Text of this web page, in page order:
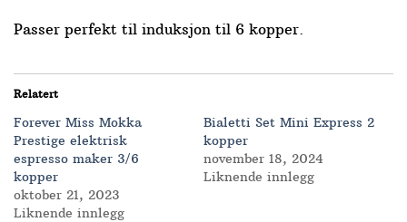
Passer perfekt til induksjon til 6 kopper.
Relatert
Forever Miss Mokka
Prestige elektrisk
espresso maker 3/6
kopper
oktober 21, 2023
Liknende innlegg
Bialetti Set Mini Express 2
kopper
november 18, 2024
Liknende innlegg